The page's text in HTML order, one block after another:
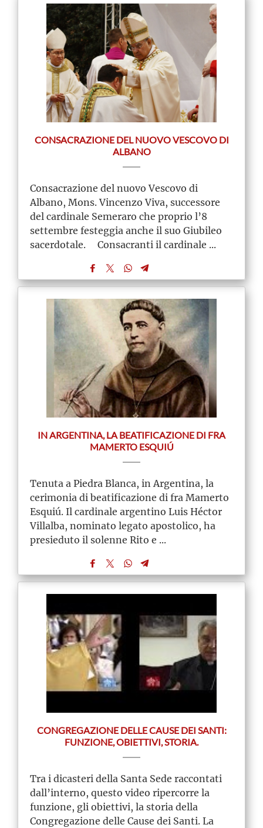
CONSACRAZIONE DEL NUOVO VESCOVO DI
ALBANO
Consacrazione del nuovo Vescovo di
Albano, Mons. Vincenzo Viva, successore
del cardinale Semeraro che proprio l’8
settembre festeggia anche il suo Giubileo
sacerdotale. Consacranti il cardinale ...
IN ARGENTINA, LA BEATIFICAZIONE DI FRA
MAMERTO ESQUIÚ
Tenuta a Piedra Blanca, in Argentina, la
cerimonia di beatificazione di fra Mamerto
Esquiú. Il cardinale argentino Luis Héctor
Villalba, nominato legato apostolico, ha
presieduto il solenne Rito e ...
CONGREGAZIONE DELLE CAUSE DEI SANTI:
FUNZIONE, OBIETTIVI, STORIA.
Tra i dicasteri della Santa Sede raccontati
dall’interno, questo video ripercorre la
funzione, gli obiettivi, la storia della
Congregazione delle Cause dei Santi. La